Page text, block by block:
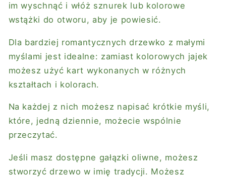
im wyschnąć i włóż sznurek lub kolorowe
wstążki do otworu, aby je powiesić.
Dla bardziej romantycznych drzewko z małymi
myślami jest idealne: zamiast kolorowych jajek
możesz użyć kart wykonanych w różnych
kształtach i kolorach.
Na każdej z nich możesz napisać krótkie myśli,
które, jedną dziennie, możecie wspólnie
przeczytać.
Jeśli masz dostępne gałązki oliwne, możesz
stworzyć drzewo w imię tradycji. Możesz